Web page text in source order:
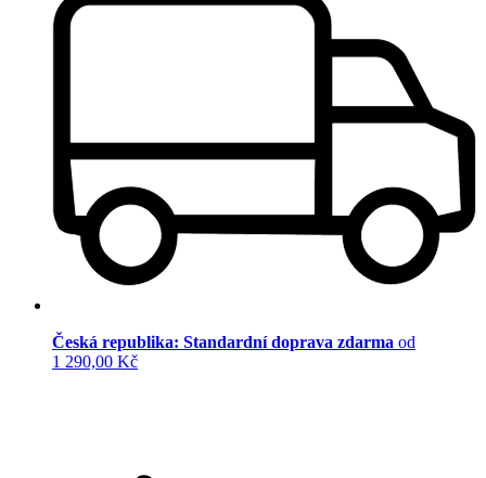
Česká republika: Standardní doprava zdarma od
1 290,00 Kč